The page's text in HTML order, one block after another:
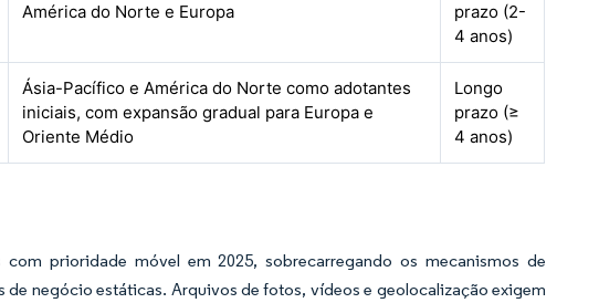
América do Norte e Europa
prazo (2-
4 anos)
Ásia-Pacífico e América do Norte como adotantes
iniciais, com expansão gradual para Europa e
Oriente Médio
Longo
prazo (≥
4 anos)
prioridade móvel em 2025, sobrecarregando os mecanismos de
negócio estáticas. Arquivos de fotos, vídeos e geolocalização exigem